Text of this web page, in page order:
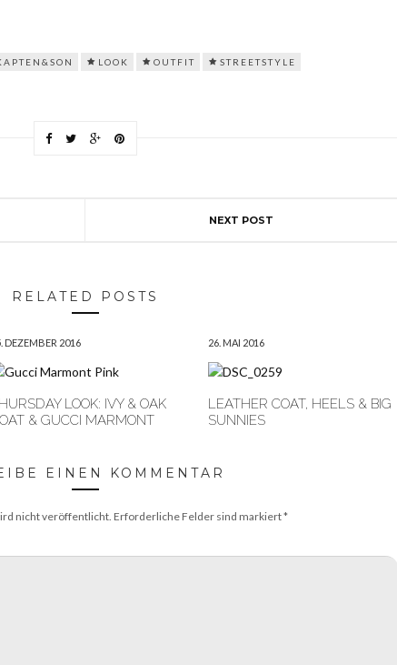
LOOK OUTFIT
STREETSTYLE
NEXT POST
RELATED POSTS
DEZEMBER 2016
LOOK: IVY & OAK
& GUCCI MARMONT
26. MAI 2016
LEATHER COAT, HEELS & BIG
SUNNIES
EINEN KOMMENTAR
nicht veröffentlicht.Erforderliche Felder sind markiert*